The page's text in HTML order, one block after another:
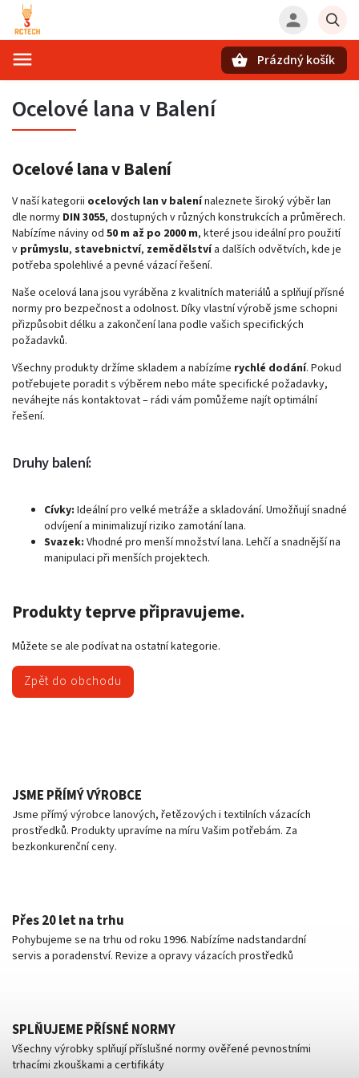
Prázdný košík
Ocelové lana v Balení
Ocelové lana v Balení
V naší kategorii ocelových lan v balenínaleznete široký výběr lan
dle normy DIN 3055, dostupných v různých konstrukcích a průměrech.
Nabízíme náviny od 50 m až po 2000 m, které jsou ideální pro použití
v průmyslu, stavebnictví, zemědělstvía dalších odvětvích, kde je
potřeba spolehlivé a pevné vázací řešení.
Naše ocelová lana jsou vyráběna z kvalitních materiálů a splňují přísné
normy pro bezpečnost a odolnost. Díky vlastní výrobě jsme schopni
přizpůsobit délku a zakončení lana podle vašich specifických
požadavků.
Všechny produkty držíme skladem a nabízíme rychlé dodání. Pokud
potřebujete poradit s výběrem nebo máte specifické požadavky,
neváhejte nás kontaktovat – rádi vám pomůžeme najít optimální
řešení.
Druhy balení:
Cívky: Ideální pro velké metráže a skladování. Umožňují snadné
odvíjení a minimalizují riziko zamotání lana.
Svazek: Vhodné pro menší množství lana. Lehčí a snadnější na
manipulaci při menších projektech.
Produkty teprve připravujeme.
Můžete se ale podívat na ostatní kategorie.
Zpět do obchodu
JSME PŘÍMÝ VÝROBCE
Jsme přímý výrobce lanových, řetězových i textilních vázacích
prostředků. Produkty upravíme na míru Vašim potřebám. Za
bezkonkurenční ceny.
Přes 20 let na trhu
Pohybujeme se na trhu od roku 1996. Nabízíme nadstandardní
servis a poradenství. Revize a opravy vázacích prostředků
SPLŇUJEME PŘÍSNÉ NORMY
Všechny výrobky splňují příslušné normy ověřené pevnostními
trhacími zkouškami a certifikáty